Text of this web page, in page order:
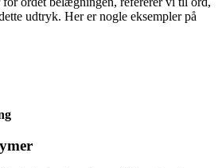
udtryk. Her er nogle eksempler på